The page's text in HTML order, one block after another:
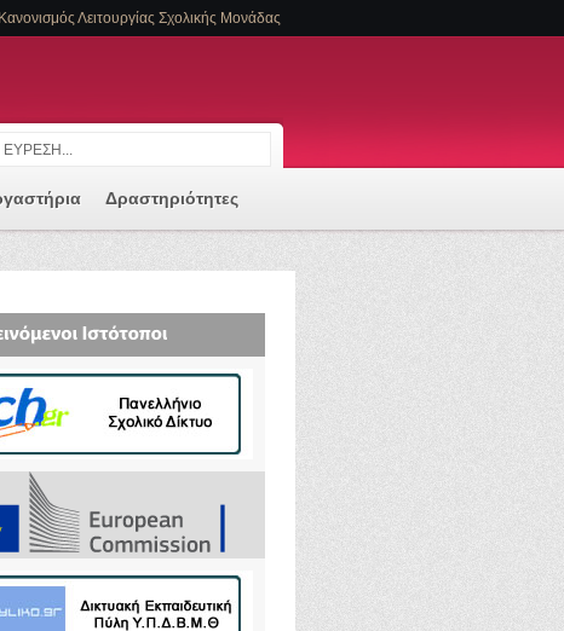
Κανονισμός Λειτουργίας Σχολικής Μονάδας
Δραστηριότητες